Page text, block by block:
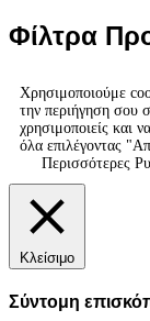
Φίλτρα
Χρησιμοποιούμε
την περιήγηση σου
χρησιμοποιείς και
όλα επιλέγοντας
Περισσότερες
Κλείσιμο
Σύντομη